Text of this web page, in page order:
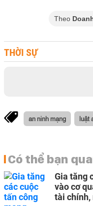
Theo
THỜI SỰ
an ninh mạng luật
Có thể bạn
Gia tăng
vào cơ
tài chính,